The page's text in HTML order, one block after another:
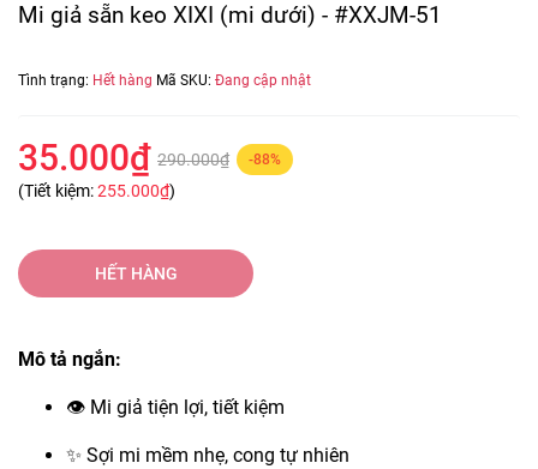
Mi giả sẵn keo XIXI (mi dưới) - #XXJM-51
Tình trạng: Hết hàng Mã SKU: Đang cập nhật
35.000₫ 290.000₫ -88%
(Tiết kiệm:255.000₫)
HẾT HÀNG
Mô tả ngắn:
👁 Mi giả tiện lợi, tiết kiệm
✨ Sợi mi mềm nhẹ, cong tự nhiên